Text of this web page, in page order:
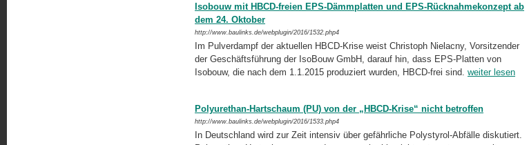
Isobouw mit HBCD-freien EPS-Dämmplatten und EPS-Rücknahmekonzept ab
dem 24. Oktober
http://www.baulinks.de/webplugin/2016/1532.php4
Im Pulverdampf der aktuellen HBCD-Krise weist Christoph Nielacny, Vor­sitzender
der Geschäftsführung der IsoBouw GmbH, darauf hin, dass EPS-Platten von
Isobouw, die nach dem 1.1.2015 produziert wurden, HBCD-frei sind. weiter lesen
Polyurethan-Hartschaum (PU) von der „HBCD-Krise“ nicht betroffen
http://www.baulinks.de/webplugin/2016/1533.php4
In Deutschland wird zur Zeit intensiv über gefährliche Polystyrol-Abfälle diskutiert.